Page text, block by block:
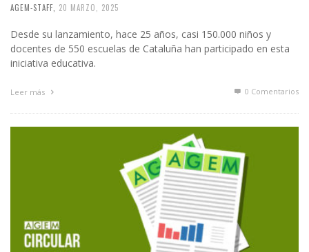
AGEM-STAFF 20 MARZO, 2025
Desde su lanzamiento, hace 25 años, casi 150.000 niños y
docentes de 550 escuelas de Cataluña han participado en esta
iniciativa educativa.
Leer más 0 Comentarios